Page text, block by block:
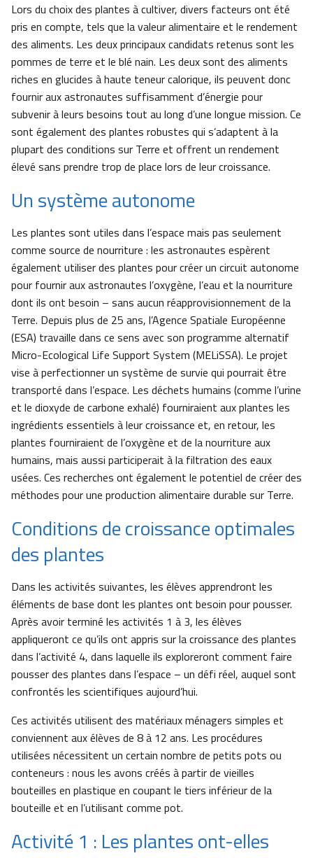
Lors du choix des plantes à cultiver, divers facteurs ont été
pris en compte, tels que la valeur alimentaire et le rendement
des aliments. Les deux principaux candidats retenus sont les
pommes de terre et le blé nain. Les deux sont des aliments
riches en glucides à haute teneur calorique, ils peuvent donc
fournir aux astronautes suffisamment d’énergie pour
subvenir à leurs besoins tout au long d’une longue mission. Ce
sont également des plantes robustes qui s’adaptent à la
plupart des conditions sur Terre et offrent un rendement
élevé sans prendre trop de place lors de leur croissance.
Un système autonome
Les plantes sont utiles dans l’espace mais pas seulement
comme source de nourriture : les astronautes espèrent
également utiliser des plantes pour créer un circuit autonome
pour fournir aux astronautes l’oxygène, l’eau et la nourriture
dont ils ont besoin – sans aucun réapprovisionnement de la
Terre. Depuis plus de 25 ans, l’Agence Spatiale Européenne
(ESA) travaille dans ce sens avec son programme alternatif
Micro-Ecological Life Support System (MELiSSA). Le projet
vise à perfectionner un système de survie qui pourrait être
transporté dans l’espace. Les déchets humains (comme l’urine
et le dioxyde de carbone exhalé) fourniraient aux plantes les
ingrédients essentiels à leur croissance et, en retour, les
plantes fourniraient de l’oxygène et de la nourriture aux
humains, mais aussi participerait à la filtration des eaux
usées. Ces recherches ont également le potentiel de créer des
méthodes pour une production alimentaire durable sur Terre.
Conditions de croissance optimales
des plantes
Dans les activités suivantes, les élèves apprendront les
éléments de base dont les plantes ont besoin pour pousser.
Après avoir terminé les activités 1 à 3, les élèves
appliqueront ce qu’ils ont appris sur la croissance des plantes
dans l’activité 4, dans laquelle ils exploreront comment faire
pousser des plantes dans l’espace – un défi réel, auquel sont
confrontés les scientifiques aujourd’hui.
Ces activités utilisent des matériaux ménagers simples et
conviennent aux élèves de 8 à 12 ans. Les procédures
utilisées nécessitent un certain nombre de petits pots ou
conteneurs : nous les avons créés à partir de vieilles
bouteilles en plastique en coupant le tiers inférieur de la
bouteille et en l’utilisant comme pot.
Activité 1 : Les plantes ont-elles